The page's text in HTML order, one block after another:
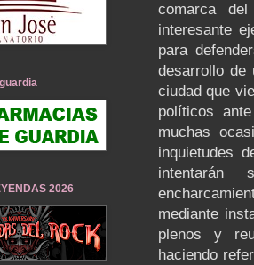
comarca
interesante
para
desarrollo de
ciudad que
políticos
muchas
inquietudes
intentarán
mediante
plenos y
haciendo
2026